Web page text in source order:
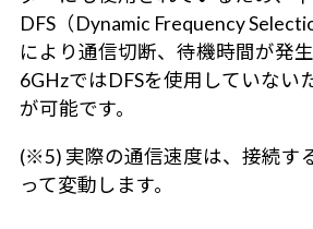
DFS（Dynamic Frequency
により通信切断、待機時間が発生
6GHzではDFSを使用していない
が可能です。
(※5) 実際の通信速度は、接続す
って変動します。